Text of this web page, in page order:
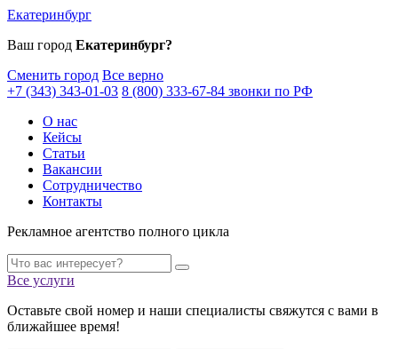
Екатеринбург
Ваш город Екатеринбург?
Сменить город Все верно
+7 (343) 343-01-03 8 (800) 333-67-84 звонки по РФ
О нас
Кейсы
Статьи
Вакансии
Сотрудничество
Контакты
Рекламное агентство полного цикла
Все услуги
Оставьте свой номер и наши специалисты свяжутся с вами в
ближайшее время!